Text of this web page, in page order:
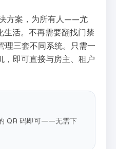
方案，为所有人——尤
活。不再需要翻找门禁
理三套不同系统。只需一
，即可直接与房主、租户
QR 码即可——无需下